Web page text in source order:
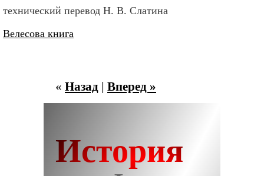
технический перевод Н. В. Слатина
Велесова книга
« Назад | Вперед »